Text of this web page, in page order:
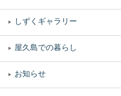
しずくギャラリー
屋久島での暮らし
お知らせ